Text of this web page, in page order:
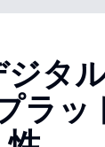
タ
ラッ